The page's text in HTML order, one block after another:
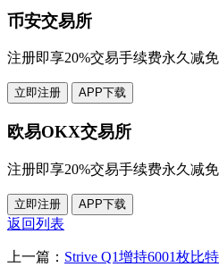
币安交易所
注册即享20%交易手续费永久减
立即注册 APP下载
欧易OKX交易所
注册即享20%交易手续费永久减
立即注册 APP下载
返回列表
上一篇： Strive Q1增持6001枚比